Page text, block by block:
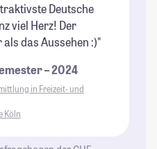
Deutsche
viel Herz! Der
das Aussehen :)"
– 2024
in Freizeit- und
Köln